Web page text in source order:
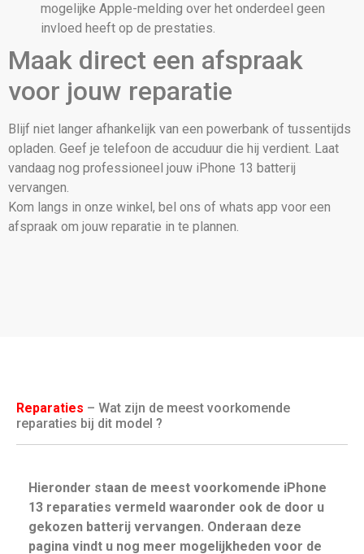
mogelijke Apple-melding over het onderdeel geen
invloed heeft op de prestaties.
Maak direct een afspraak
voor jouw reparatie
Blijf niet langer afhankelijk van een powerbank of tussentijds
opladen. Geef je telefoon de accuduur die hij verdient. Laat
vandaag nog professioneel jouw iPhone 13 batterij
vervangen.
Kom langs in onze winkel, bel ons of whats app voor een
afspraak om jouw reparatie in te plannen.
Reparaties – Wat zijn de meest voorkomende
reparaties bij dit model ?
Hieronder staan de meest voorkomende iPhone
13 reparaties vermeld waaronder ook de door u
gekozen batterij vervangen. Onderaan deze
pagina vindt u nog meer mogelijkheden voor de